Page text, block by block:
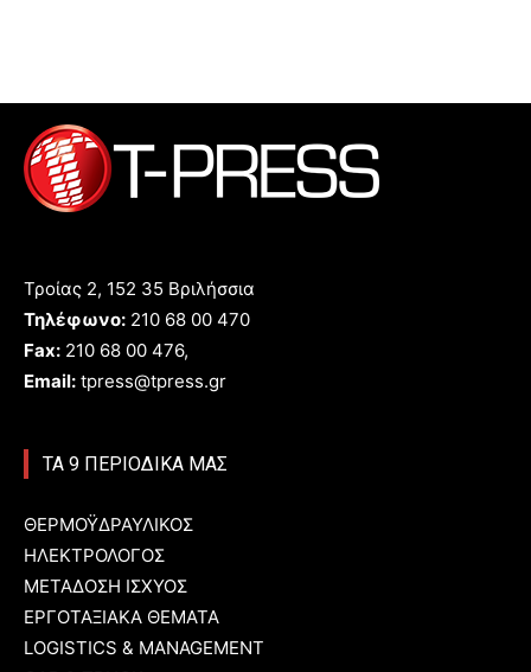
Τροίας 2, 152 35 Βριλήσσια
Τηλέφωνο: 210 68 00 470
Fax: 210 68 00 476,
Email: tpress@tpress.gr
ΤΑ 9 ΠΕΡΙΟΔΙΚΑ ΜΑΣ
ΘΕΡΜΟΫΔΡΑΥΛΙΚΟΣ
ΗΛΕΚΤΡΟΛΟΓΟΣ
ΜΕΤΑΔΟΣΗ ΙΣΧΥΟΣ
ΕΡΓΟΤΑΞΙΑΚΑ ΘΕΜΑΤΑ
LOGISTICS & MANAGEMENT